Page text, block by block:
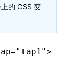
的 CSS 变
="tap1">